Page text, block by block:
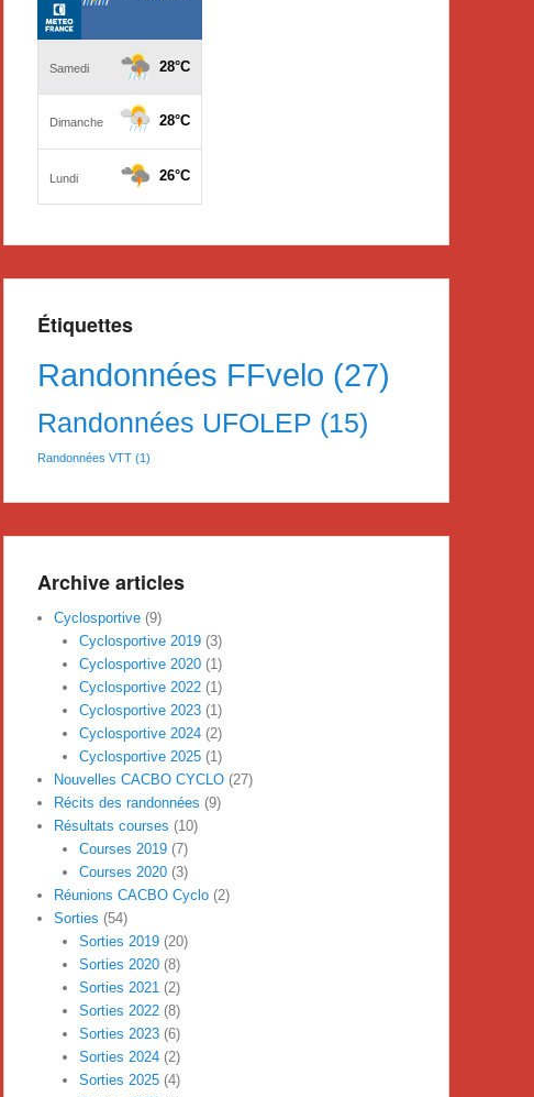
Étiquettes
Randonnées FFvelo (27)
Randonnées UFOLEP (15)
Randonnées VTT (1)
Archive articles
Cyclosportive (9)
Cyclosportive 2019(3)
Cyclosportive 2020(1)
Cyclosportive 2022(1)
Cyclosportive 2023(1)
Cyclosportive 2024(2)
Cyclosportive 2025(1)
Nouvelles CACBO CYCLO (27)
Récits des randonnées (9)
Résultats courses (10)
Courses 2019(7)
Courses 2020(3)
Réunions CACBO Cyclo (2)
Sorties (54)
Sorties 2019(20)
Sorties 2020(8)
Sorties 2021 (2)
Sorties 2022(8)
Sorties 2023(6)
Sorties 2024(2)
Sorties 2025(4)